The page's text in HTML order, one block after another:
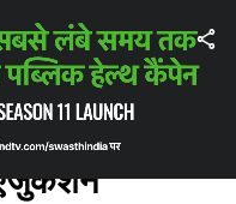
राजस्थान में, स्‍कूल से अलग
यंग लोगों को